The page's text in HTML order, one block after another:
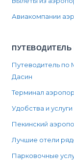
Авиакомпании
Путеводитель по
Дасин
Терминал
Удобства и
Пекинский
Лучшие отели
Парковочные